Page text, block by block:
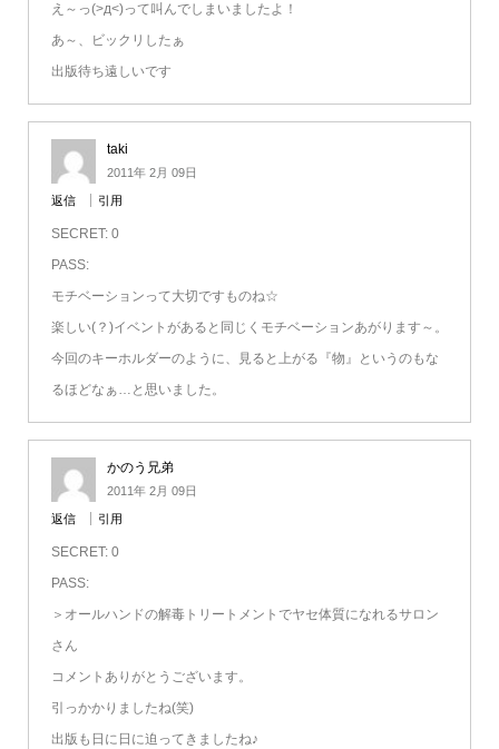
え～っ(>д<)って叫んでしまいましたよ！
あ～、ビックリしたぁ
出版待ち遠しいです
taki
2011年 2月 09日
返信 引用
SECRET: 0
PASS:
モチベーションって大切ですものね☆
楽しい(？)イベントがあると同じくモチベーションあがります～。
今回のキーホルダーのように、見ると上がる『物』というのもな
るほどなぁ…と思いました。
かのう兄弟
2011年 2月 09日
返信 引用
SECRET: 0
PASS:
＞オールハンドの解毒トリートメントでヤセ体質になれるサロン
さん
コメントありがとうございます。
引っかかりましたね(笑)
出版も日に日に迫ってきましたね♪